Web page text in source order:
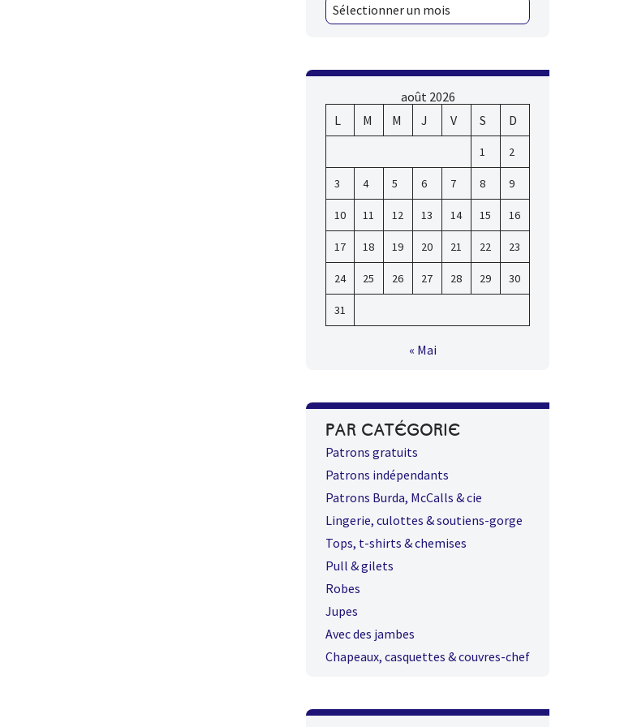
août 2026
L
M M J V S D
1 2
3 4 5 6 7 8 9
10 11 12 13 14 15 16
17 18 19 20 21 22 23
24 25 26 27 28 29 30
31
« Mai
PAR CATÉGORIE
Patrons gratuits
Patrons indépendants
Patrons Burda, McCalls & cie
Lingerie, culottes & soutiens-gorge
Tops, t-shirts & chemises
Pull & gilets
Robes
Jupes
Avec des jambes
Chapeaux, casquettes & couvres-chef